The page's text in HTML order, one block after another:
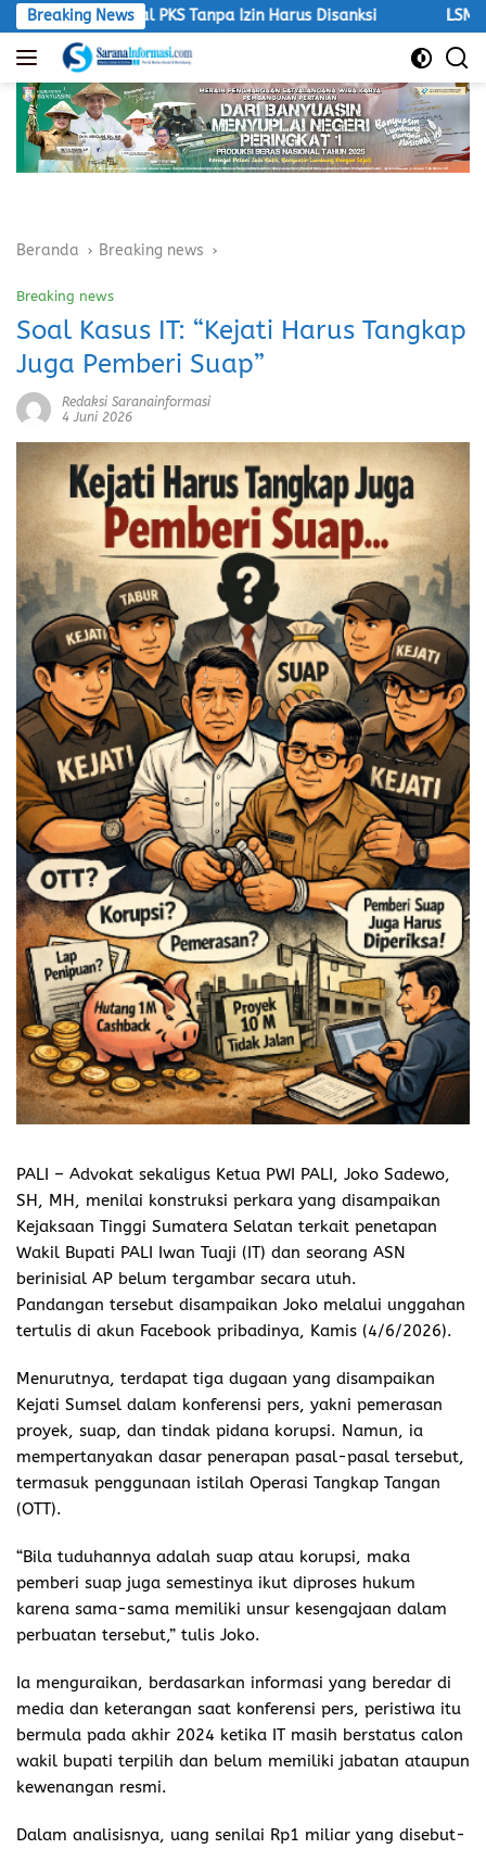
Langsung
ke
konten
Breaking News
PKS Tanpa Izin Harus Disanksi LSM Macan Tegas:
Beranda Breaking news
Breaking news
Soal Kasus IT: “Kejati Harus Tangkap
Juga Pemberi Suap”
Redaksi Saranainformasi
4 Juni 2026
PALI – Advokat sekaligus Ketua PWI PALI, Joko Sadewo,
SH, MH, menilai konstruksi perkara yang disampaikan
Kejaksaan Tinggi Sumatera Selatan terkait penetapan
Wakil Bupati PALI Iwan Tuaji (IT) dan seorang ASN
berinisial AP belum tergambar secara utuh.
Pandangan tersebut disampaikan Joko melalui unggahan
tertulis di akun Facebook pribadinya, Kamis (4/6/2026).
Menurutnya, terdapat tiga dugaan yang disampaikan
Kejati Sumsel dalam konferensi pers, yakni pemerasan
proyek, suap, dan tindak pidana korupsi. Namun, ia
mempertanyakan dasar penerapan pasal-pasal tersebut,
termasuk penggunaan istilah Operasi Tangkap Tangan
(OTT).
“Bila tuduhannya adalah suap atau korupsi, maka
pemberi suap juga semestinya ikut diproses hukum
karena sama-sama memiliki unsur kesengajaan dalam
perbuatan tersebut,” tulis Joko.
Ia menguraikan, berdasarkan informasi yang beredar di
media dan keterangan saat konferensi pers, peristiwa itu
bermula pada akhir 2024 ketika IT masih berstatus calon
wakil bupati terpilih dan belum memiliki jabatan ataupun
kewenangan resmi.
Dalam analisisnya, uang senilai Rp1 miliar yang disebut-